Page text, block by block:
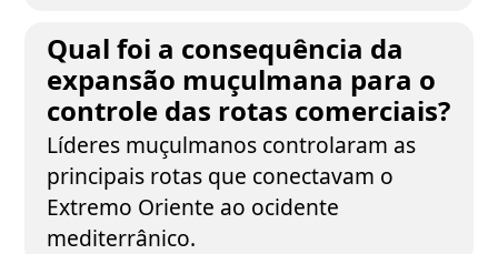
Qual foi a consequência da
expansão muçulmana para o
controle das rotas comerciais?
Líderes muçulmanos controlaram as
principais rotas que conectavam o
Extremo Oriente ao ocidente
mediterrânico.